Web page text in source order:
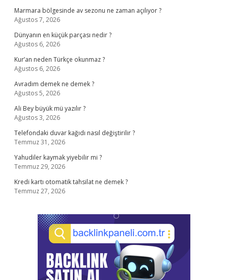
Marmara bölgesinde av sezonu ne zaman açılıyor ?
Ağustos 7, 2026
Dünyanın en küçük parçası nedir ?
Ağustos 6, 2026
Kur’an neden Türkçe okunmaz ?
Ağustos 6, 2026
Avradım demek ne demek ?
Ağustos 5, 2026
Ali Bey büyük mü yazılır ?
Ağustos 3, 2026
Telefondaki duvar kağıdı nasıl değiştirilir ?
Temmuz 31, 2026
Yahudiler kaymak yiyebilir mi ?
Temmuz 29, 2026
Kredi kartı otomatik tahsilat ne demek ?
Temmuz 27, 2026